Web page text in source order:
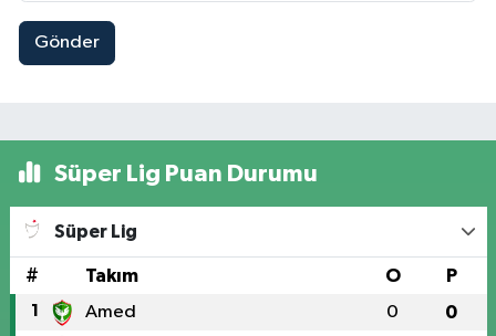
Gönder
Süper Lig Puan Durumu
Süper Lig
# Takım O P
1 Amed 0 0